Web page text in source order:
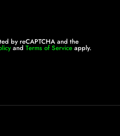
by reCAPTCHA and the
and Terms of Service apply.